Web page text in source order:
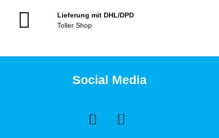
Lieferung mit DHL/DPD
Toller Shop
Social Media